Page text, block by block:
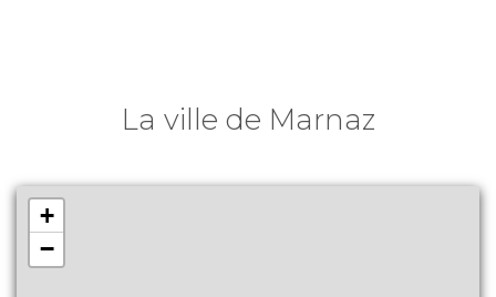
La ville de Marnaz
+
−